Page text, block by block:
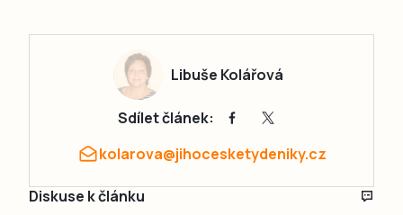
Libuše Kolářová
Sdílet článek:
kolarova@jihocesketydeniky.cz
Diskuse k článku